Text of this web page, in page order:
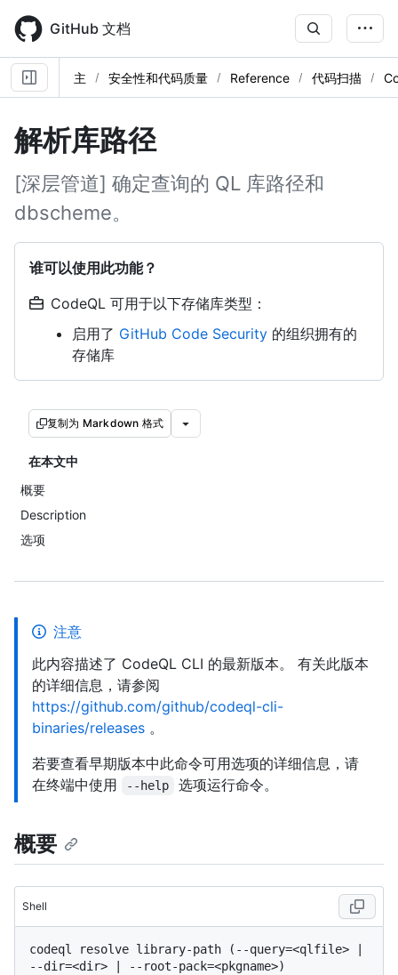
main
content
GitHub 文档
主 安全性和代码质量 Reference 代码扫描
解析库路径
[深层管道] 确定查询的 QL 库路径和
dbscheme。
谁可以使用此功能？
CodeQL 可用于以下存储库类型：
启用了 GitHub Code Security 的组织拥有的
存储库
复制为 Markdown 格式
在本文中
概要
Description
选项
注意
此内容描述了 CodeQL CLI 的最新版本。 有关此版本
的详细信息，请参阅
https://github.com/github/codeql-cli-
binaries/releases 。
若要查看早期版本中此命令可用选项的详细信息，请
在终端中使用
--help 选项运行命令。
概要
Shell
codeql resolve library-path (--query=<qlfile> |
--dir=<dir> | --root-pack=<pkgname>)